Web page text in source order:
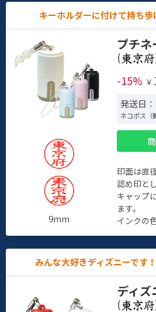
キーホルダーに付けて持ち歩
9mm
プチネ
(
-15% ￥
発送日
ネコポス（
印面は直
認め印と
キャップ
ます。
インクの
みんな大好きディズニーです
ディズ
(